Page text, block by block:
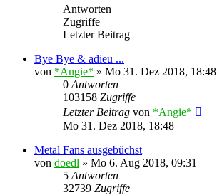
Antworten
Zugriffe
Letzter Beitrag
Bye Bye & adieu ...
von *Angie* » Mo 31. Dez 2018, 18:48
0 Antworten
103158 Zugriffe
Letzter Beitrag von *Angie*
Mo 31. Dez 2018, 18:48
Metal Fans ausgebüchst
von doedl » Mo 6. Aug 2018, 09:31
5 Antworten
32739 Zugriffe